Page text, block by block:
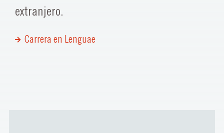
extranjero.
Carrera en Lenguae